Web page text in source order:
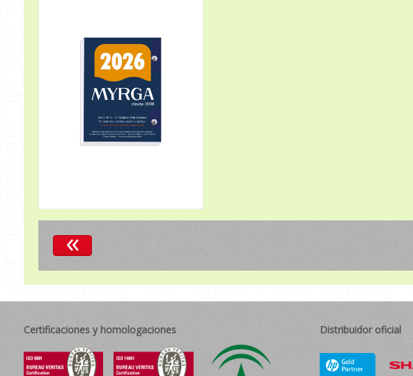
«
Certificaciones y homologaciones Distribuidor oficial